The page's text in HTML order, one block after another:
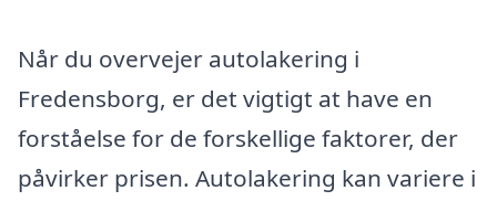
Når du overvejer autolakering i
Fredensborg, er det vigtigt at have en
forståelse for de forskellige faktorer, der
påvirker prisen. Autolakering kan variere i